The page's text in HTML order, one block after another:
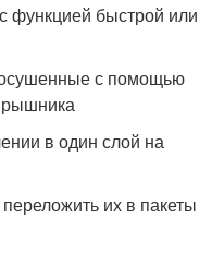
функцией быстрой или
с помощью
в один слой на
их в пакеты